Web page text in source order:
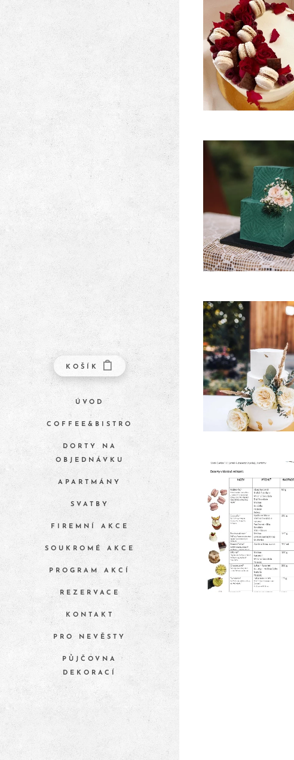
KOŠÍK
ÚVOD
COFFEE&BISTRO
DORTY NA
OBJEDNÁVKU
APARTMÁNY
SVATBY
FIREMNÍ AKCE
SOUKROMÉ AKCE
PROGRAM AKCÍ
REZERVACE
KONTAKT
PRO NEVĚSTY
PŮJČOVNA
DEKORACÍ